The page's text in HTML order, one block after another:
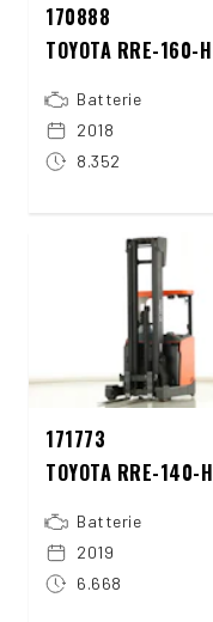
170888
TOYOTA RRE-160-H
Batterie
2018
8.352
171773
TOYOTA RRE-140-H
Batterie
2019
6.668